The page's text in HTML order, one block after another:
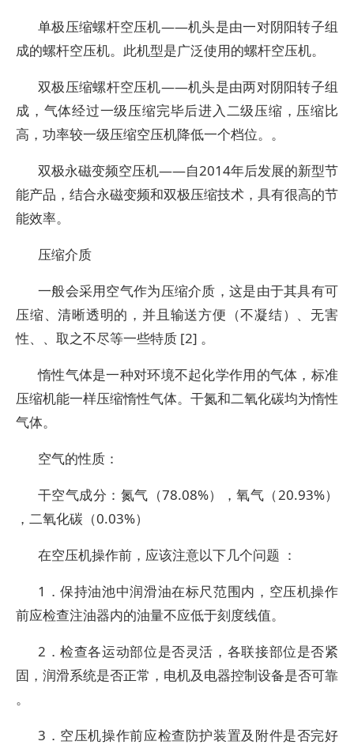
单极压缩螺杆空压机——机头是由一对阴阳转子组
成的螺杆空压机。此机型是广泛使用的螺杆空压机。
双极压缩螺杆空压机——机头是由两对阴阳转子组
成，气体经过一级压缩完毕后进入二级压缩，压缩比
高，功率较一级压缩空压机降低一个档位。。
双极永磁变频空压机——自2014年后发展的新型节
能产品，结合永磁变频和双极压缩技术，具有很高的节
能效率。
压缩介质
一般会采用空气作为压缩介质，这是由于其具有可
压缩、清晰透明的，并且输送方便（不凝结）、无害
性、、取之不尽等一些特质 [2] 。
惰性气体是一种对环境不起化学作用的气体，标准
压缩机能一样压缩惰性气体。干氮和二氧化碳均为惰性
气体。
空气的性质：
干空气成分：氮气（78.08%），氧气（20.93%）
，二氧化碳（0.03%）
在空压机操作前，应该注意以下几个问题 ：
1．保持油池中润滑油在标尺范围内，空压机操作
前应检查注油器内的油量不应低于刻度线值。
2．检查各运动部位是否灵活，各联接部位是否紧
固，润滑系统是否正常，电机及电器控制设备是否可靠
。
3．空压机操作前应检查防护装置及附件是否完好